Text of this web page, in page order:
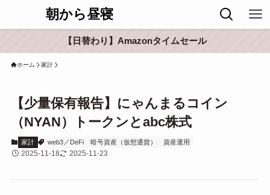
朝から昼寝
【日替わり】Amazonタイムセール
ホーム 家計
【少量保有報告】にゃんまるコイン
（NYAN）トークンとabc株式
家計 web3／DeFi 暗号資産（仮想通貨） 資産運用
2025-11-18 2025-11-23